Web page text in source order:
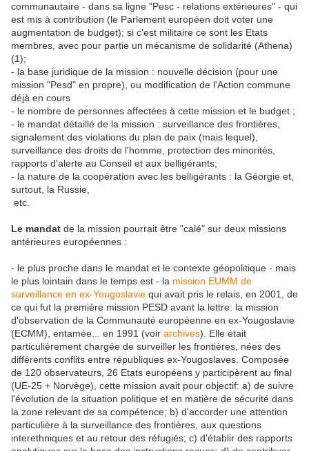
communautaire - dans sa ligne "Pesc - relations extérieures" - qui
est mis à contribution (le Parlement européen doit voter une
augmentation de budget); si c'est militaire ce sont les Etats
membres, avec pour partie un mécanisme de solidarité (Athena)
(1);
- la base juridique de la mission : nouvelle décision (pour une
mission "Pesd" en propre), ou modification de l'Action commune
déjà en cours
- le nombre de personnes affectées à cette mission et le budget ;
- le mandat détaillé de la mission : surveillance des frontières,
signalement des violations du plan de paix (mais lequel),
surveillance des droits de l'homme, protection des minorités,
rapports d'alerte au Conseil et aux belligérants;
- la nature de la coopération avec les belligérants : la Géorgie et,
surtout, la Russie,
etc.
Le mandat de la mission pourrait être "calé" sur deux missions
antérieures européennes :
- le plus proche dans le mandat et le contexte géopolitique - mais
le plus lointain dans le temps est - la mission EUMM de
surveillance en ex-Yougoslavie qui avait pris le relais, en 2001, de
ce qui fut la première mission PESD avant la lettre: la mission
d'observation de la Communauté européenne en ex-Yougoslavie
(ECMM), entamée... en 1991 (voir archives). Elle était
particulièrement chargée de surveiller les frontières, nées des
différents conflits entre républiques ex-Yougoslaves. Composée
de 120 observateurs, 26 Etats européens y participèrent au final
(UE-25 + Norvège), cette mission avait pour objectif: a) de suivre
l'évolution de la situation politique et en matière de sécurité dans
la zone relevant de sa compétence; b) d'accorder une attention
particulière à la surveillance des frontières, aux questions
interethniques et au retour des réfugiés; c) d'établir des rapports